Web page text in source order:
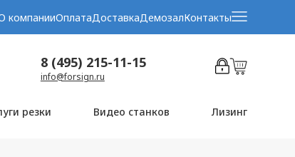
компанииОплатаДоставкаДемозалКонтакты
8 (495) 215-11-15
info@forsign.ru
резки Видео станков Лизинг